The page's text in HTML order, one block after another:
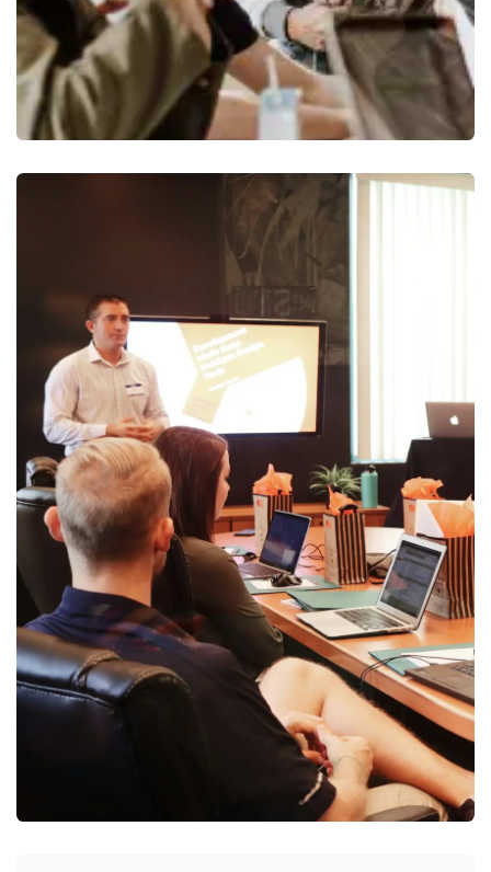
A1 Consulting cung cấp giải pháp kết nối Odoo với các hệ
thống hiện có và tùy chỉnh workflow, báo cáo, phân quyền
hoặc tính năng đặc thù khi doanh nghiệp cần.
Tìm hiểu thêm
Nâng cấp Odoo
A1 Consulting hỗ trợ doanh nghiệp nâng cấp phiên bản
Odoo an toàn, kiểm tra module tùy chỉnh, di chuyển dữ liệu